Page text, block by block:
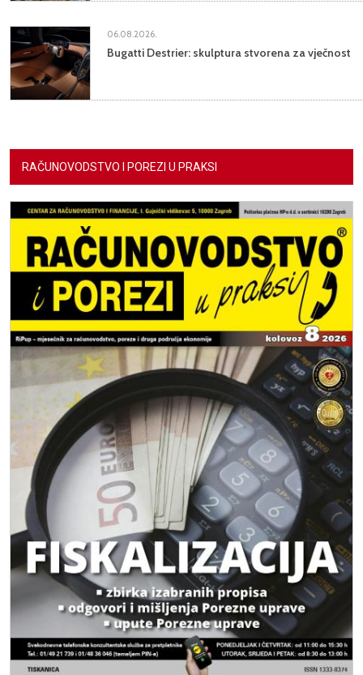
06.08.2026.
Bugatti Destrier: skulptura stvorena za vječnost
RAČUNOVODSTVO I POREZI U PRAKSI